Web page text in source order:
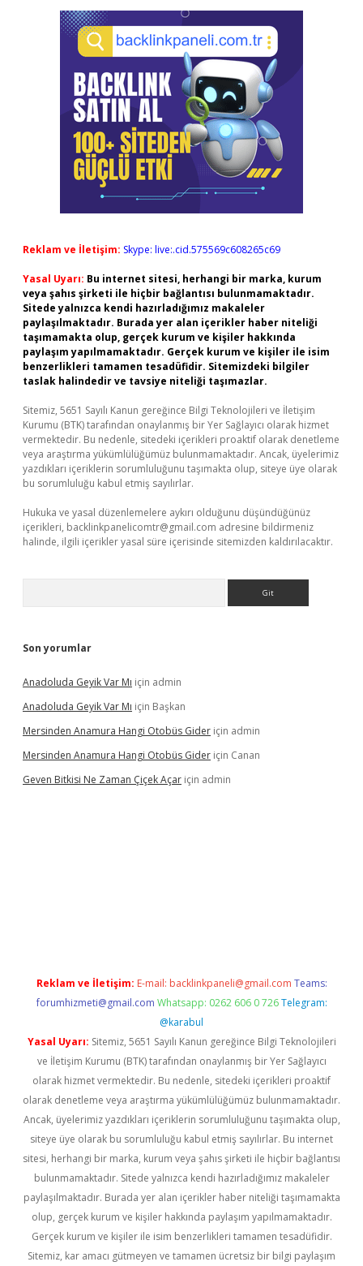
Reklam ve İletişim: Skype: live:.cid.575569c608265c69
Yasal Uyarı: Bu internet sitesi, herhangi bir marka, kurum
veya şahıs şirketi ile hiçbir bağlantısı bulunmamaktadır.
Sitede yalnızca kendi hazırladığımız makaleler
paylaşılmaktadır. Burada yer alan içerikler haber niteliği
taşımamakta olup, gerçek kurum ve kişiler hakkında
paylaşım yapılmamaktadır. Gerçek kurum ve kişiler ile isim
benzerlikleri tamamen tesadüfidir. Sitemizdeki bilgiler
taslak halindedir ve tavsiye niteliği taşımazlar.
Sitemiz, 5651 Sayılı Kanun gereğince Bilgi Teknolojileri ve İletişim
Kurumu (BTK) tarafından onaylanmış bir Yer Sağlayıcı olarak hizmet
vermektedir. Bu nedenle, sitedeki içerikleri proaktif olarak denetleme
veya araştırma yükümlülüğümüz bulunmamaktadır. Ancak, üyelerimiz
yazdıkları içeriklerin sorumluluğunu taşımakta olup, siteye üye olarak
bu sorumluluğu kabul etmiş sayılırlar.
Hukuka ve yasal düzenlemelere aykırı olduğunu düşündüğünüz
içerikleri, backlinkpanelicomtr@gmail.com adresine bildirmeniz
halinde, ilgili içerikler yasal süre içerisinde sitemizden kaldırılacaktır.
Son yorumlar
Anadoluda Geyik Var Mı için admin
Anadoluda Geyik Var Mı için Başkan
Mersinden Anamura Hangi Otobüs Gider için admin
Mersinden Anamura Hangi Otobüs Gider için Canan
Geven Bitkisi Ne Zaman Çiçek Açar için admin
Reklam ve İletişim: E-mail: backlinkpaneli@gmail.com Teams:
forumhizmeti@gmail.com Whatsapp: 0262 606 0 726 Telegram:
@karabul
Yasal Uyarı: Sitemiz, 5651 Sayılı Kanun gereğince Bilgi Teknolojileri
ve İletişim Kurumu (BTK) tarafından onaylanmış bir Yer Sağlayıcı
olarak hizmet vermektedir. Bu nedenle, sitedeki içerikleri proaktif
olarak denetleme veya araştırma yükümlülüğümüz bulunmamaktadır.
Ancak, üyelerimiz yazdıkları içeriklerin sorumluluğunu taşımakta olup,
siteye üye olarak bu sorumluluğu kabul etmiş sayılırlar. Bu internet
sitesi, herhangi bir marka, kurum veya şahıs şirketi ile hiçbir bağlantısı
bulunmamaktadır. Sitede yalnızca kendi hazırladığımız makaleler
paylaşılmaktadır. Burada yer alan içerikler haber niteliği taşımamakta
olup, gerçek kurum ve kişiler hakkında paylaşım yapılmamaktadır.
Gerçek kurum ve kişiler ile isim benzerlikleri tamamen tesadüfidir.
Sitemiz, kar amacı gütmeyen ve tamamen ücretsiz bir bilgi paylaşım